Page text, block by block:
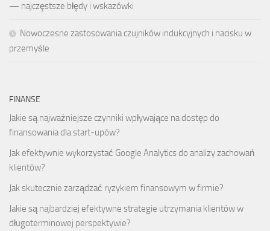
— najczęstsze błędy i wskazówki
Nowoczesne zastosowania czujników indukcyjnych i nacisku w
przemyśle
FINANSE
Jakie są najważniejsze czynniki wpływające na dostęp do
finansowania dla start-upów?
Jak efektywnie wykorzystać Google Analytics do analizy zachowań
klientów?
Jak skutecznie zarządzać ryzykiem finansowym w firmie?
Jakie są najbardziej efektywne strategie utrzymania klientów w
długoterminowej perspektywie?